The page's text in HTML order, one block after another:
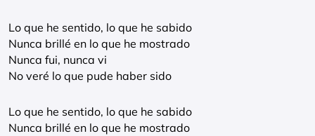
Lo que he sentido, lo que he sabido
Nunca brillé en lo que he mostrado
Nunca fui, nunca vi
No veré lo que pude haber sido
Lo que he sentido, lo que he sabido
Nunca brillé en lo que he mostrado